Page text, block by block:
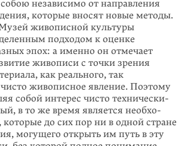
независимо от направления
которые вносят новые методы.
живописной культуры
подходом к оцен­ке
эпох: а именно он отмечает
живопи­си с точки зрения
как реального, так
чисто живопис­ное явление. Поэтому
собой интерес чисто технически-
в то же время является необхо­
до сих пор ни в одной стране
могущего открыть им путь в эту